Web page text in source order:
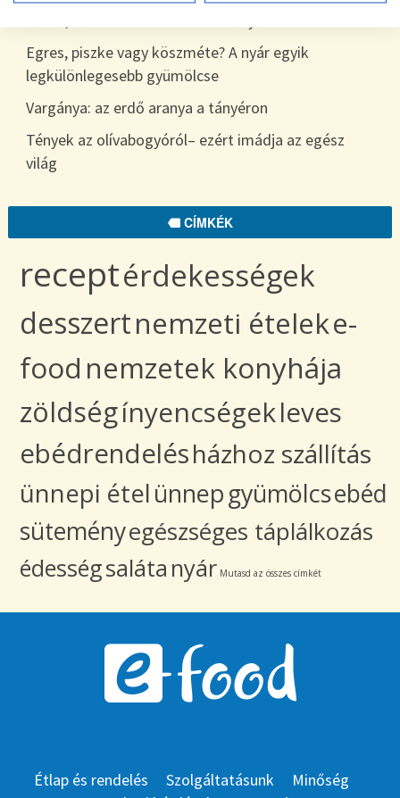
Egres, piszke vagy köszméte? A nyár egyik
legkülönlegesebb gyümölcse
Vargánya: az erdő aranya a tányéron
Tények az olívabogyóról– ezért imádja az egész
világ
CÍMKÉK
receptérdekességek
desszertnemzeti ételeke-
food nemzetek konyhája
zöldségínyencségekleves
ebédrendelésházhoz szállítás
ünnepi ételünnepgyümölcsebéd
süteményegészséges táplálkozás
édességsaláta nyár Mutasd az összes címkét
Étlap és rendelés Szolgáltatásunk
Minőség